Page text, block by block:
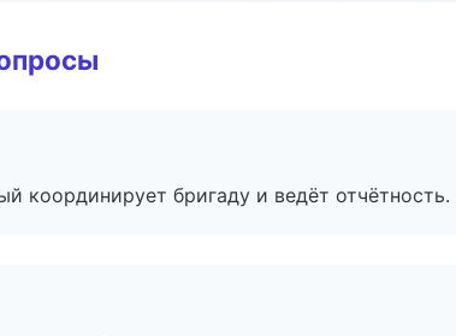
координирует бригаду и ведёт отчётность.